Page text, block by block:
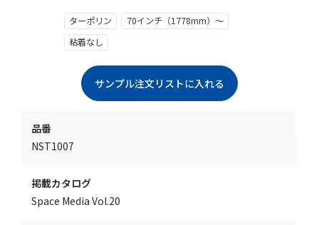
ターポリン
70インチ（1778mm）～
粘着なし
品番
NST1007
掲載カタログ
Space Media Vol.20